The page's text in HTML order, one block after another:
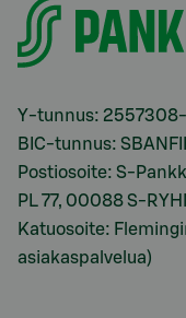
Y-tunnus:
BIC-tunnus:
Postiosoite: S-
PL 77, 00088 S-
Katuosoite:
asiakaspalvelua)